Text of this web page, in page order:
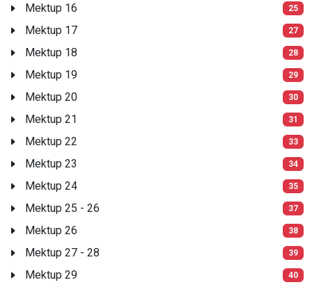
Mektup 16 25
Mektup 17 27
Mektup 18 28
Mektup 19 29
Mektup 20 30
Mektup 21 31
Mektup 22 33
Mektup 23 34
Mektup 24 35
Mektup 25 - 26 37
Mektup 26 38
Mektup 27 - 28 39
Mektup 29 40